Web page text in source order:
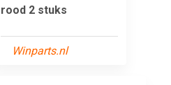
rood 2 stuks
Winparts.nl